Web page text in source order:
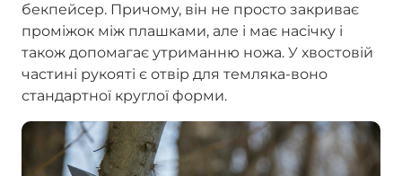
бекпейсер. Причому, він не просто закриває
проміжок між плашками, але і має насічку і
також допомагає утриманню ножа. У хвостовій
частині рукояті є отвір для темляка-воно
стандартної круглої форми.